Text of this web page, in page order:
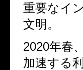
重要なイ
文明。
2020年春
加速する